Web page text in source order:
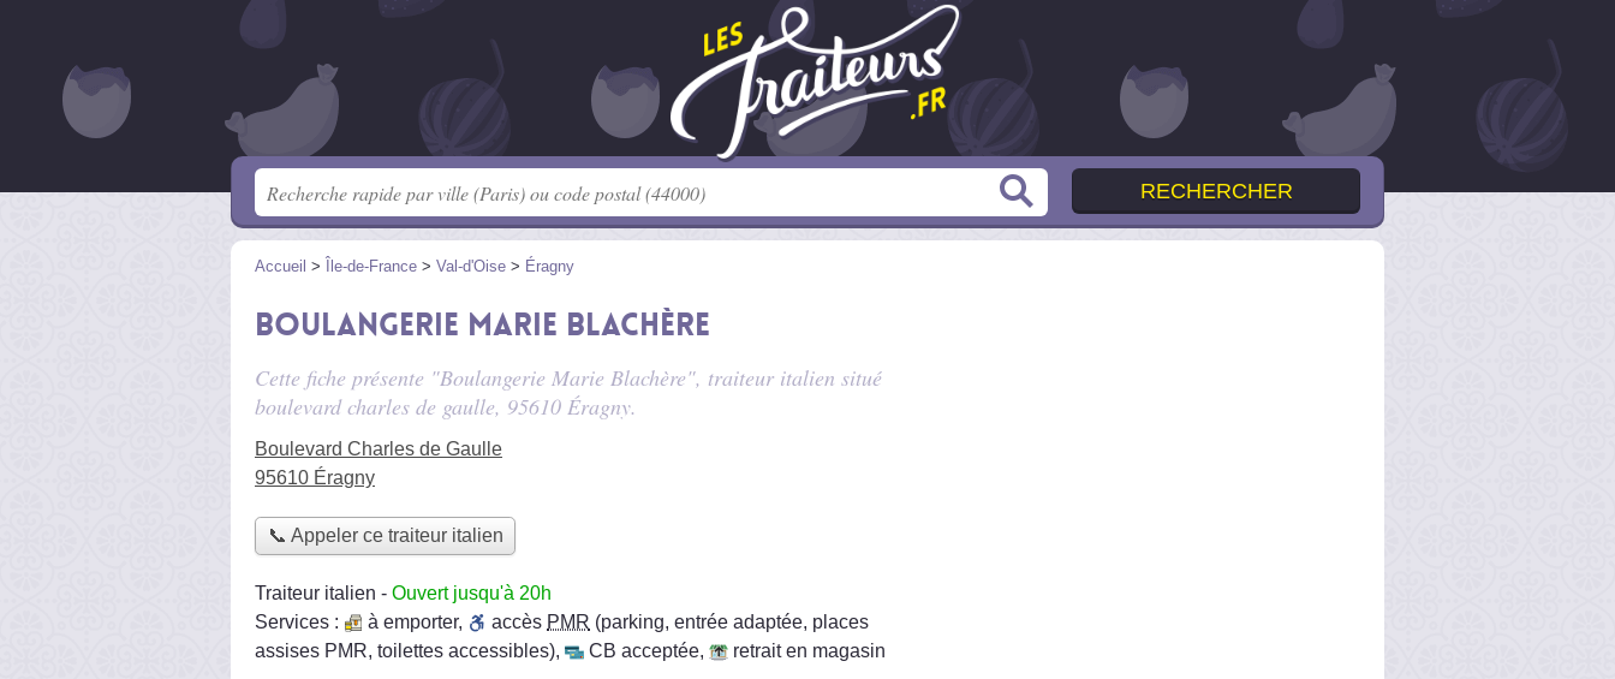
Accueil > Île-de-France > Val-d'Oise > Éragny
Boulangerie Marie Blachère
Cette fiche présente "Boulangerie Marie Blachère", traiteur italien situé
boulevard charles de gaulle, 95610 Éragny.
Boulevard Charles de Gaulle
95610 Éragny
📞 Appeler ce traiteur italien
Traiteur italien - Ouvert jusqu'à 20h
Services :
à emporter, accès PMR (parking, entrée adaptée, places
assises PMR, toilettes accessibles), CB acceptée,
retrait en magasin